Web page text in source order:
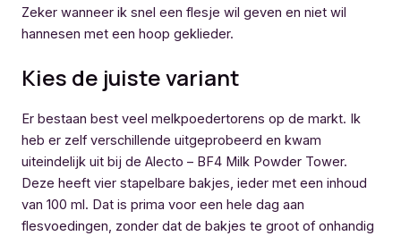
Zeker wanneer ik snel een flesje wil geven en niet wil
hannesen met een hoop geklieder.
Kies de juiste variant
Er bestaan best veel melkpoedertorens op de markt. Ik
heb er zelf verschillende uitgeprobeerd en kwam
uiteindelijk uit bij de Alecto – BF4 Milk Powder Tower.
Deze heeft vier stapelbare bakjes, ieder met een inhoud
van 100 ml. Dat is prima voor een hele dag aan
flesvoedingen, zonder dat de bakjes te groot of onhandig